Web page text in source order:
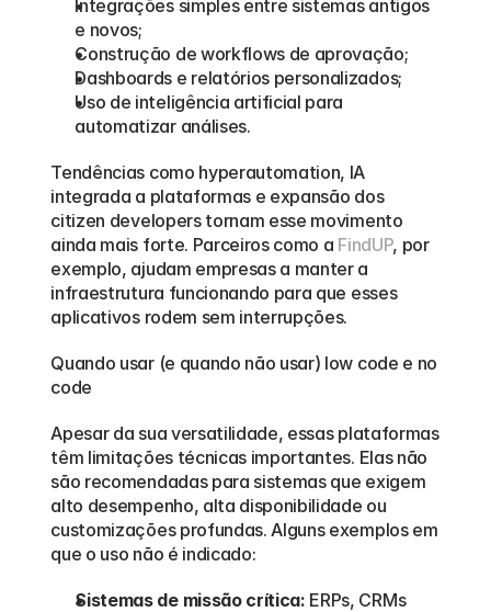
Integrações simples entre sistemas antigos
e novos;
Construção de workflows de aprovação;
Dashboards e relatórios personalizados;
Uso de inteligência artificial para
automatizar análises.
Tendências como hyperautomation, IA
integrada a plataformas e expansão dos
citizen developers tornam esse movimento
ainda mais forte. Parceiros como a FindUP, por
exemplo, ajudam empresas a manter a
infraestrutura funcionando para que esses
aplicativos rodem sem interrupções.
Quando usar (e quando não usar) low code e no
code
Apesar da sua versatilidade, essas plataformas
têm limitações técnicas importantes. Elas não
são recomendadas para sistemas que exigem
alto desempenho, alta disponibilidade ou
customizações profundas. Alguns exemplos em
que o uso não é indicado:
Sistemas de missão crítica: ERPs, CRMs